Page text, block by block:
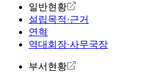
일반현황
설립목적·근거
연혁
역대회장·사무국장
부서현황